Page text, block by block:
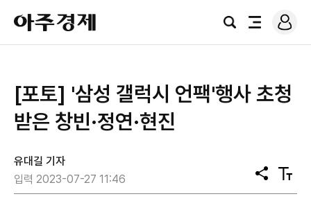
아
주
경
검
전
로
그
[포토] '삼성 갤럭시 언팩'행사 초청
받은 창빈·정연·현진
유대길 기자
입력 2023-07-27 11:46
공
유
텍
스